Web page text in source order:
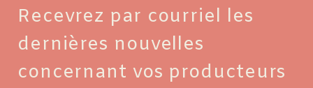
Recevrez par courriel les
dernières nouvelles
concernant vos producteurs